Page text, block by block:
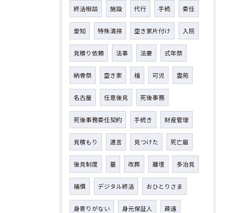
終活相談 施設 代行 手続 委任
愛知 特殊清掃 空き家片付け 入院
見積り依頼 法事 法要 式年祭
納骨祭 空き家 檜 可児 霊苑
名古屋 任意後見 死後事務
死後事務委任契約 手続き 財産管理
見積もり 遺言 見つけた 死亡届
後見制度 墓 改葬 離壇 多治見
補償 デジタル終活 おひとりさま
身寄りがない 身元保証人 疎遠